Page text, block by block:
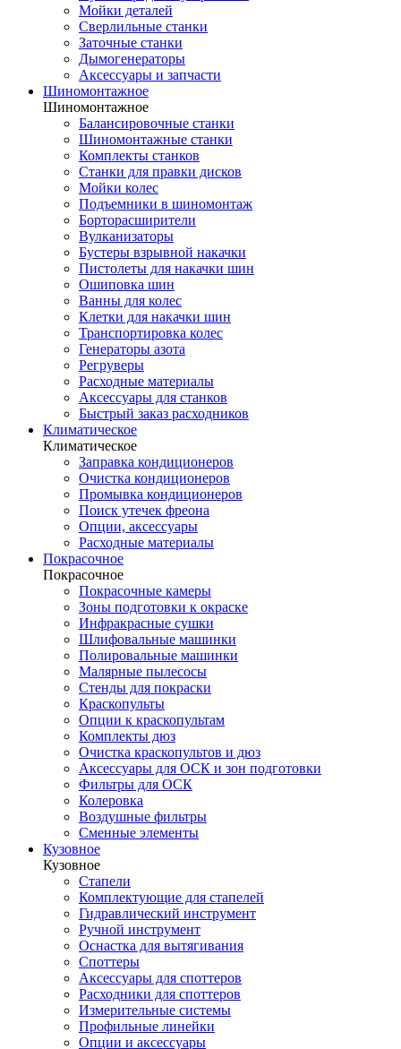
Мойки деталей
Сверлильные станки
Заточные станки
Дымогенераторы
Аксессуары и запчасти
Шиномонтажное
Шиномонтажное
Балансировочные станки
Шиномонтажные станки
Комплекты станков
Станки для правки дисков
Мойки колес
Подъемники в шиномонтаж
Борторасширители
Вулканизаторы
Бустеры взрывной накачки
Пистолеты для накачки шин
Ошиповка шин
Ванны для колес
Клетки для накачки шин
Транспортировка колес
Генераторы азота
Регруверы
Расходные материалы
Аксессуары для станков
Быстрый заказ расходников
Климатическое
Климатическое
Заправка кондиционеров
Очистка кондиционеров
Промывка кондиционеров
Поиск утечек фреона
Опции, аксессуары
Расходные материалы
Покрасочное
Покрасочное
Покрасочные камеры
Зоны подготовки к окраске
Инфракрасные сушки
Шлифовальные машинки
Полировальные машинки
Малярные пылесосы
Стенды для покраски
Краскопульты
Опции к краскопультам
Комплекты дюз
Очистка краскопультов и дюз
Аксессуары для ОСК и зон подготовки
Фильтры для ОСК
Колеровка
Воздушные фильтры
Сменные элементы
Кузовное
Кузовное
Стапели
Комплектующие для стапелей
Гидравлический инструмент
Ручной инструмент
Оснастка для вытягивания
Споттеры
Аксессуары для споттеров
Расходники для споттеров
Измерительные системы
Профильные линейки
Опции и аксессуары